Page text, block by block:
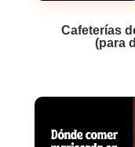
Cafeterías
(para